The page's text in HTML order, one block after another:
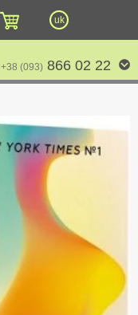
uk
+38 (093) 866 02 22